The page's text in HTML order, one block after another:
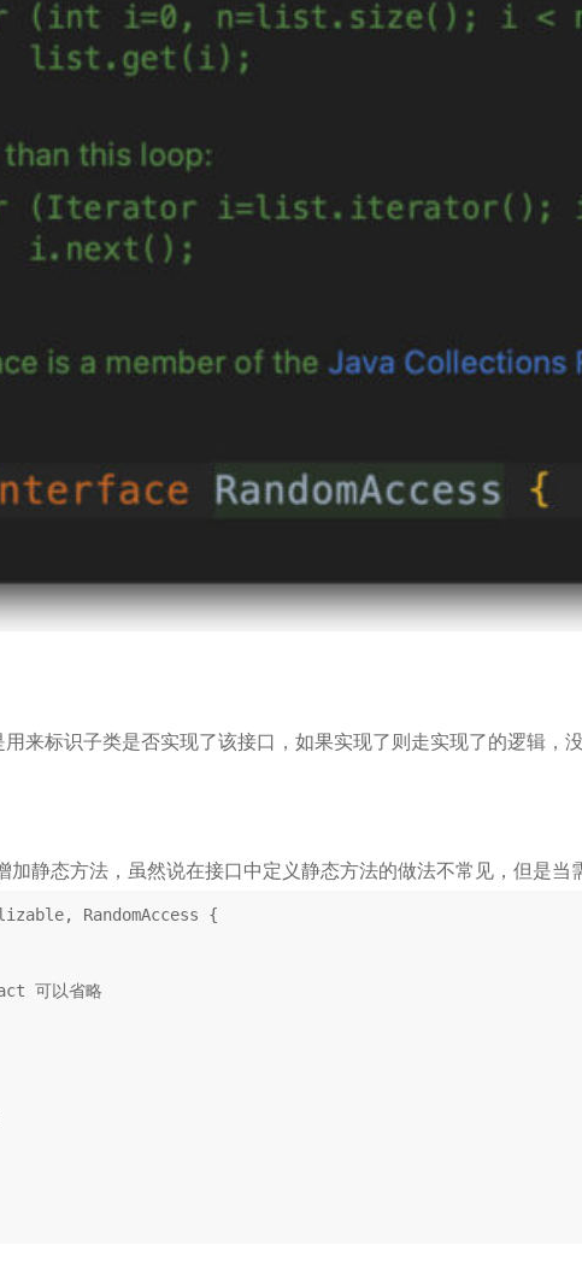
用来标识子类是否实现了该接口，如果实现了则走实现了的逻辑
加静态方法，虽然说在接口中定义静态方法的做法不常见，但是
, RandomAccess {
可以省略